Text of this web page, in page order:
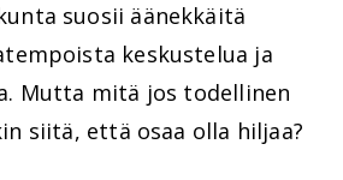
suosii äänekkäitä
keskustelua ja
Mutta mitä jos todellinen
siitä, että osaa olla hiljaa?